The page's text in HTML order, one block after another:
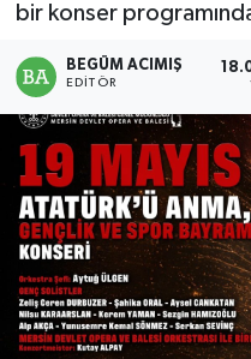
bir konser
BEGÜM ACIMIŞ
EDITÖR
Mersin Tarihi
Özel Haber
Politika
Resmi İlan